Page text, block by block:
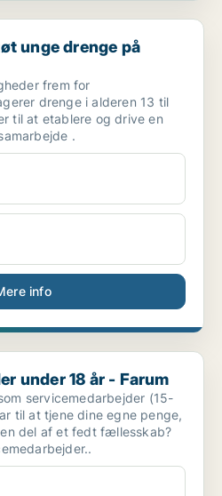
på deres iværksæt...
unge drenge på
frem for
drenge i alderen 13 til
til at etablere og drive en
.
info
år - Farum
under 18 år - Farum
servicemedarbejder (15-
til at tjene dine egne penge,
del af et fedt fællesskab?